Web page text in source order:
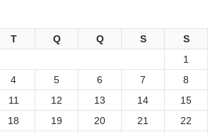
T Q Q S
S
1
4 5 6 7
8
11 12 13 14
15
18 19 20 21
22